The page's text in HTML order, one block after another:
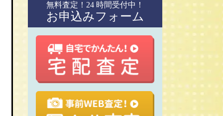
無料査定！24 時間受付中！
お申込みフォーム